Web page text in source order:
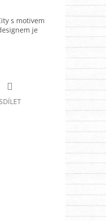
s motivem
je
SDÍLET